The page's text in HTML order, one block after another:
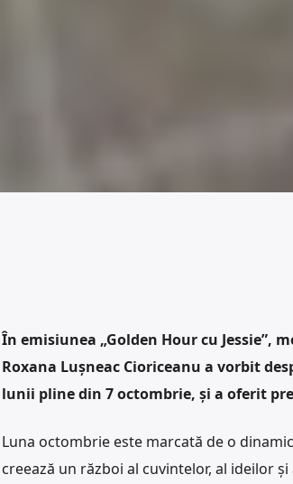
În emisiunea „Golden Hour cu Jessie”,
Roxana Lușneac Cioriceanu a vorbit
lunii pline din 7 octombrie, și a oferit
Luna octombrie este marcată de o
creează un război al cuvintelor, al ideilor